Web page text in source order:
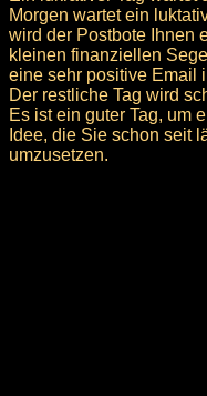
Morgen wartet ein
wird der Postbote Ihnen
kleinen finanziellen
eine sehr positive Email
Der restliche Tag wird
Es ist ein guter Tag, um
Idee, die Sie schon seit
umzusetzen.